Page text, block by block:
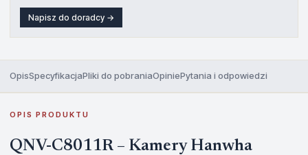
Napisz do doradcy →
OpisSpecyfikacjaPliki do pobraniaOpiniePytania i odpowiedzi
OPIS PRODUKTU
QNV-C8011R – Kamery Hanwha